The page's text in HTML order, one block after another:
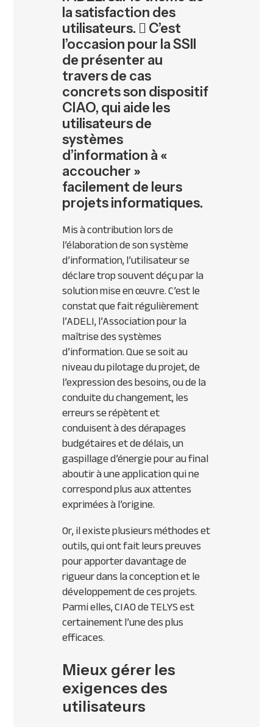
la satisfaction des
utilisateurs.  C’est
l’occasion pour la SSII
de présenter au
travers de cas
concrets son dispositif
CIAO, qui aide les
utilisateurs de
systèmes
d’information à «
accoucher »
facilement de leurs
projets informatiques.
Mis à contribution lors de
l’élaboration de son système
d’information, l’utilisateur se
déclare trop souvent déçu par la
solution mise en œuvre. C’est le
constat que fait régulièrement
l’ADELI, l’Association pour la
maîtrise des systèmes
d’information. Que se soit au
niveau du pilotage du projet, de
l’expression des besoins, ou de la
conduite du changement, les
erreurs se répètent et
conduisent à des dérapages
budgétaires et de délais, un
gaspillage d’énergie pour au final
aboutir à une application qui ne
correspond plus aux attentes
exprimées à l’origine.
Or, il existe plusieurs méthodes et
outils, qui ont fait leurs preuves
pour apporter davantage de
rigueur dans la conception et le
développement de ces projets.
Parmi elles, CIAO de TELYS est
certainement l’une des plus
efficaces.
Mieux gérer les
exigences des
utilisateurs